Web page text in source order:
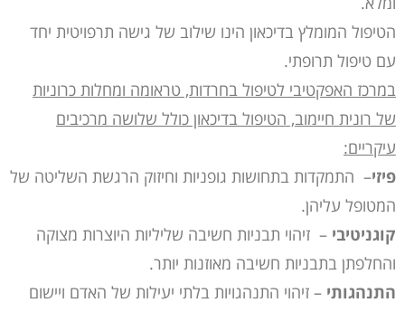
הטיפול המומלץ בדיכאון הינו שילוב של גישה תרפויטית יחד
עם טיפול תרופתי.
במרכז האפקטיבי לטיפול בחרדות, טראומה ומחלות כרוניות
של רונית חיימוב, הטיפול בדיכאון כולל שלושה מרכיבים
עיקריים:
פיזי– התמקדות בתחושות גופניות וחיזוק הרגשת השליטה של
המטופל עליהן.
קוגניטיבי – זיהוי תבניות חשיבה שליליות היוצרות מצוקה
והחלפתן בתבניות חשיבה מאוזנות יותר.
התנהגותי – זיהוי התנהגויות בלתי יעילות של האדם ויישום